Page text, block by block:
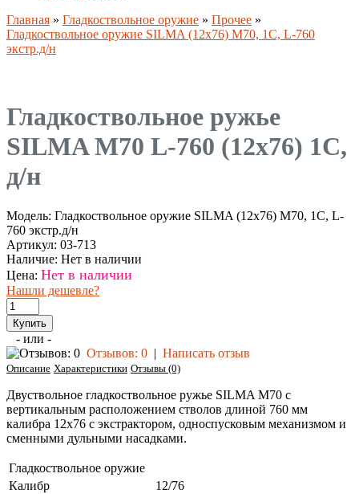
Главная » Гладкоствольное оружие » Прочее »
Гладкоствольное оружие SILMA (12x76) M70, 1C, L-760
экстр.д/н
Гладкоствольное ружье
SILMA M70 L-760 (12x76) 1C,
д/н
Модель: Гладкоствольное оружие SILMA (12x76) M70, 1C, L-
760 экстр.д/н
Артикул: 03-713
Наличие: Нет в наличии
Цена: Нет в наличии
Нашли дешевле?
- или -
Отзывов: 0 | Написать отзыв
Описание Характеристики Отзывы (0)
Двуствольное гладкоствольное ружье SILMA M70 с
вертикальным расположением стволов длиной 760 мм
калибра 12х76 с экстрактором, односпусковым механизмом и
сменными дульными насадками.
Гладкоствольное оружие
Калибр
12/76